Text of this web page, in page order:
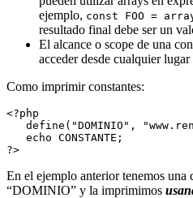
ejemplo, const FOO =
resultado final debe ser un
El alcance o scope de una
acceder desde cualquier lugar
Como imprimir constantes:
<?php
define("DOMINIO",
   echo CONSTANTE;
?>
En el ejemplo anterior tenemos una
“DOMINIO” y la imprimimos